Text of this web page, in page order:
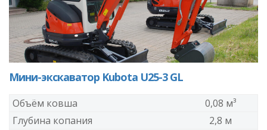
Мини-экскаватор Kubota U25-3 GL
Объём ковша
0,08 м³
Глубина копания
2,8 м